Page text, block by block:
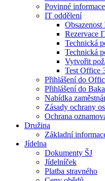
Povinné informace
IT oddělení
Obsazenost
Rezervace
Technická
Technická
Vytvořit
Test Office
Přihlášení do
Přihlášení do
Nabídka
Zásady ochrany
Ochrana
Družina
Základní
Jídelna
Dokumenty ŠJ
Jídelníček
Platba stravného